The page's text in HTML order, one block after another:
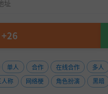
其他玩家对决！
线合作游戏中与来自世界
址
+26
单人 合作 在线合作 多人
人称 网络梗 角色扮演 黑暗